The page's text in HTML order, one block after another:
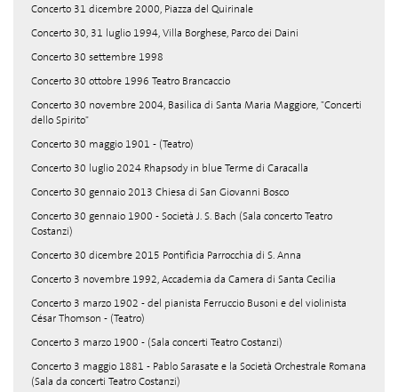
Concerto 31 dicembre 2000, Piazza del Quirinale
Concerto 30, 31 luglio 1994, Villa Borghese, Parco dei Daini
Concerto 30 settembre 1998
Concerto 30 ottobre 1996 Teatro Brancaccio
Concerto 30 novembre 2004, Basilica di Santa Maria Maggiore, "Concerti
dello Spirito"
Concerto 30 maggio 1901 - (Teatro)
Concerto 30 luglio 2024 Rhapsody in blue Terme di Caracalla
Concerto 30 gennaio 2013 Chiesa di San Giovanni Bosco
Concerto 30 gennaio 1900 - Società J. S. Bach (Sala concerto Teatro
Costanzi)
Concerto 30 dicembre 2015 Pontificia Parrocchia di S. Anna
Concerto 3 novembre 1992, Accademia da Camera di Santa Cecilia
Concerto 3 marzo 1902 - del pianista Ferruccio Busoni e del violinista
César Thomson - (Teatro)
Concerto 3 marzo 1900 - (Sala concerti Teatro Costanzi)
Concerto 3 maggio 1881 - Pablo Sarasate e la Società Orchestrale Romana
(Sala da concerti Teatro Costanzi)